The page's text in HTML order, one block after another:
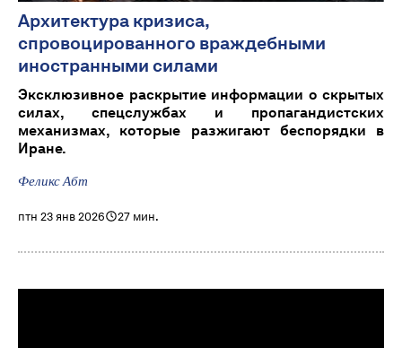
Архитектура кризиса,
спровоцированного враждебными
иностранными силами
Эксклюзивное раскрытие информации о скрытых
силах, спецслужбах и пропагандистских
механизмах, которые разжигают беспорядки в
Иране.
Феликс Абт
птн 23 янв 2026 27 мин.